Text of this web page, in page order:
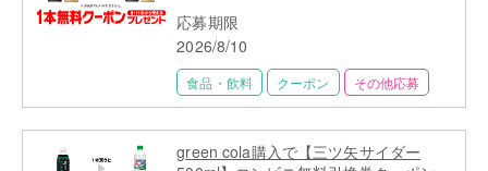
応募期限
2026/8/10
食品・飲料 クーポン その他応募
green cola購入で【三ツ矢サイダー